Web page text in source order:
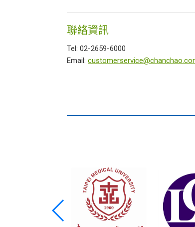
聯絡資訊
Tel: 02-2659-6000
Email: